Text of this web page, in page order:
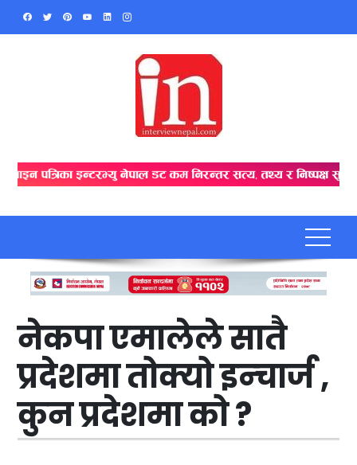
Skip
नेकपा एमालेले सातै
प्रदेशमा तोक्यो इन्‍चार्ज ,
कुन प्रदेशमा को ?